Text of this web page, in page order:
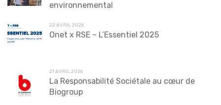
environnemental
22 AVRIL 2026
Onet x RSE – L’Essentiel 2025
21 AVRIL 2026
La Responsabilité Sociétale au cœur de
Biogroup